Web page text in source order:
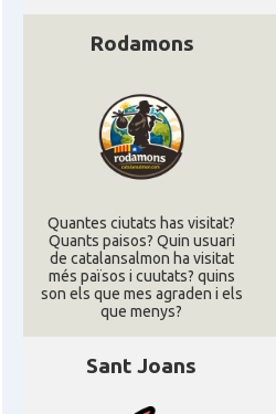
Rodamons
Quantes ciutats has visitat?
Quants paisos? Quin usuari
de catalansalmon ha visitat
més països i cuutats? quins
son els que mes agraden i els
que menys?
Sant Joans